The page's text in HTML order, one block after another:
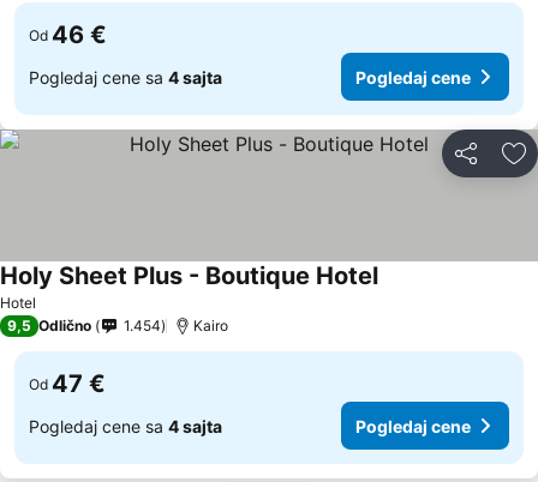
Od 46 €
Pogledaj cene sa 4 sajta Pogledaj cene
Deli
Hotel
Holy Sheet Plus - Boutique HotelPogledaj cene
9,5 Odlično 1.454 Kairo
Od 47 €
Pogledaj cene sa 4 sajta Pogledaj cene